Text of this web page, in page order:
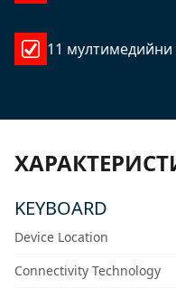
11
KEYBOARD
Device Location
Connectivity Technology